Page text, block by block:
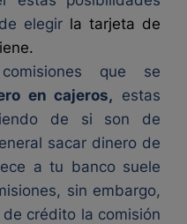
elegir la tarjeta de
que se
en cajeros, estas
de si son de
sacar dinero de
a tu banco suele
sin embargo,
crédito la comisión